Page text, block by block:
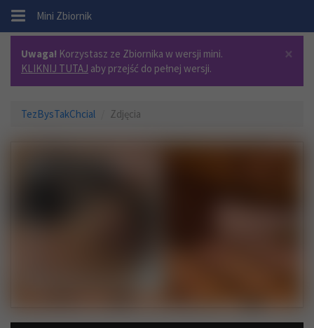
. Mini Zbiornik
×
Uwaga! Korzystasz ze Zbiornika w wersji mini.
KLIKNIJ TUTAJ aby przejść do pełnej wersji.
TezBysTakChcial Zdjęcia